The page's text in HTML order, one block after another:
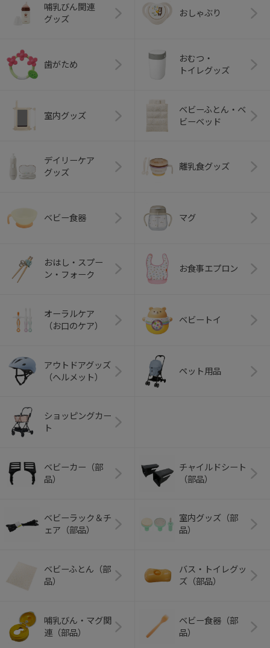
哺乳びん関連
グッズ
おしゃぶり
歯がため
おむつ・
トイレグッズ
室内グッズ
ベビーふとん・ベ
ビーベッド
デイリーケア
グッズ
離乳食グッズ
ベビー食器 マグ
おはし・スプー
ン・フォーク
お食事エプロン
オーラルケア
（お口のケア）
ベビートイ
アウトドアグッズ
（ヘルメット）
ペット用品
ショッピングカー
ト
ベビーカー（部
品）
チャイルドシート
（部品）
ベビーラック＆チ
ェア（部品）
室内グッズ（部
品）
ベビーふとん（部
品）
バス・トイレグッ
ズ（部品）
哺乳びん・マグ関
連（部品）
ベビー食器（部
品）